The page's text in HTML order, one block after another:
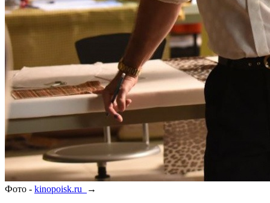
Фото - kinopoisk.ru
→